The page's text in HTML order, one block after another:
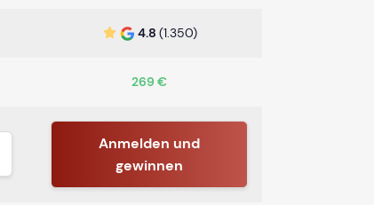
4.8 (1.350)
269 €
Anmelden und
gewinnen